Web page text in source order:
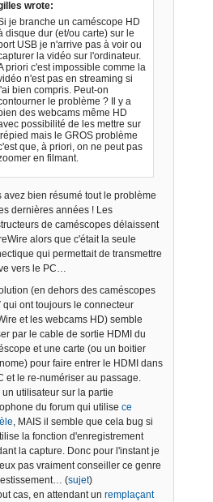
wrote:
je branche un caméscope HD
disque dur (et/ou carte) sur le
USB je n'arrive pas à voir ou
la vidéo sur l'ordinateur.
priori c'est impossible comme la
n'est pas en streaming si
bien compris. Peut-on
le problème ? Il y a
des webcams même HD
possibilité de les mettre sur
mais le GROS problème
que, à priori, on ne peut pas
en filmant.
avez bien résumé tout le problème
dernières années ! Les
de caméscopes délaissent
alors que c'était la seule
qui permettait de transmettre
vers le PC…
(en dehors des caméscopes
qui ont toujours le connecteur
et les webcams HD) semble
par le cable de sortie HDMI du
et une carte (ou un boitier
pour faire entrer le HDMI dans
et le re-numériser au passage.
un utilisateur sur la partie
du forum qui utilise ce
, MAIS il semble que cela bug si
la fonction d'enregistrement
la capture. Donc pour l'instant je
pas vraiment conseiller ce genre
(sujet)
cas, en attendant un remplaçant